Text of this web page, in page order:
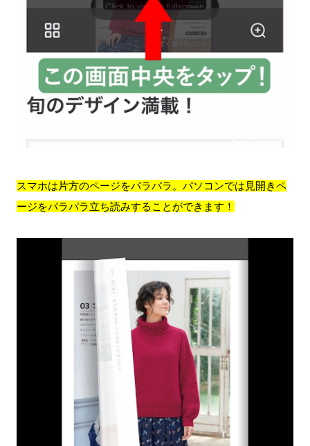
スマホは片方のページをパラパラ。パソコンでは見開きペ
ージをパラパラ立ち読みすることができます！